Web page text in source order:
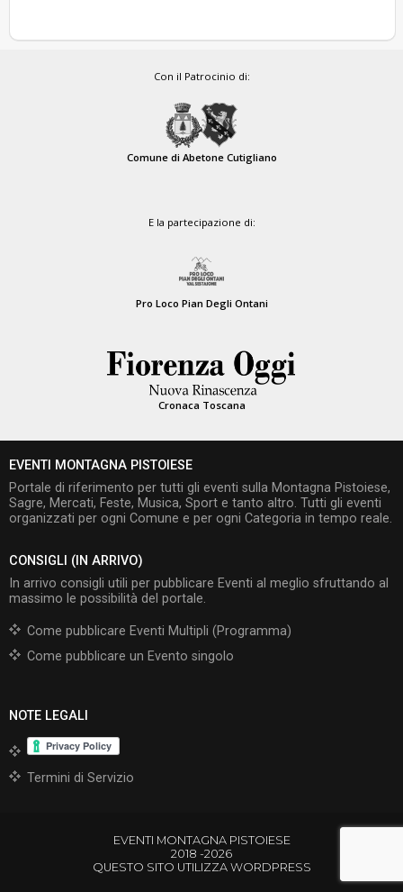
Con il Patrocinio di:
Comune di Abetone Cutigliano
E la partecipazione di:
Pro Loco Pian Degli Ontani
Cronaca Toscana
EVENTI MONTAGNA PISTOIESE
Portale di riferimento per tutti gli eventi sulla Montagna Pistoiese,
Sagre, Mercati, Feste, Musica, Sport e tanto altro. Tutti gli eventi
organizzati per ogni Comune e per ogni Categoria in tempo reale.
CONSIGLI (IN ARRIVO)
In arrivo consigli utili per pubblicare Eventi al meglio sfruttando al
massimo le possibilità del portale.
Come pubblicare Eventi Multipli (Programma)
Come pubblicare un Evento singolo
NOTE LEGALI
Termini di Servizio
EVENTI MONTAGNA PISTOIESE
2018 -2026
QUESTO SITO UTILIZZA WORDPRESS